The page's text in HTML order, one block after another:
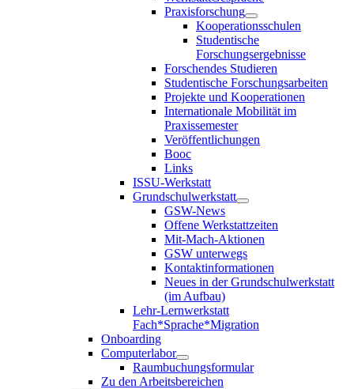
Praxisforschung
Kooperationsschulen
Studentische
Forschungsergebnisse
Forschendes Studieren
Studentische Forschungsarbeiten
Projekte und Kooperationen
Internationale Mobilität im
Praxissemester
Veröffentlichungen
Booc
Links
ISSU-Werkstatt
Grundschulwerkstatt
GSW-News
Offene Werkstattzeiten
Mit-Mach-Aktionen
GSW unterwegs
Kontaktinformationen
Neues in der Grundschulwerkstatt
(im Aufbau)
Lehr-Lernwerkstatt
Fach*Sprache*Migration
Onboarding
Computerlabor
Raumbuchungsformular
Zu den Arbeitsbereichen